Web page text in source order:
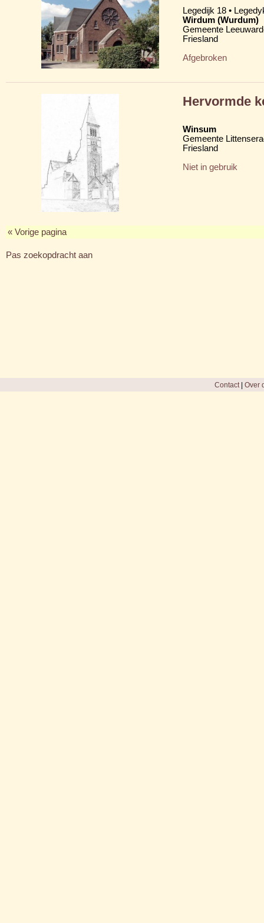
Legedijk 18 •
Wirdum (Wurdum)
Gemeente
Friesland
Afgebroken
Hervormde
Winsum
Gemeente
Friesland
Niet in gebruik
« Vorige pagina
Pas zoekopdracht aan
Contact| Over